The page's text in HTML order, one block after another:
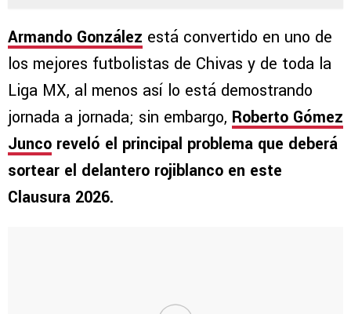
Armando González está convertido en uno de
los mejores futbolistas de Chivas y de toda la
Liga MX, al menos así lo está demostrando
jornada a jornada; sin embargo, Roberto Gómez
Junco reveló el principal problema que deberá
sortear el delantero rojiblanco en este
Clausura 2026.